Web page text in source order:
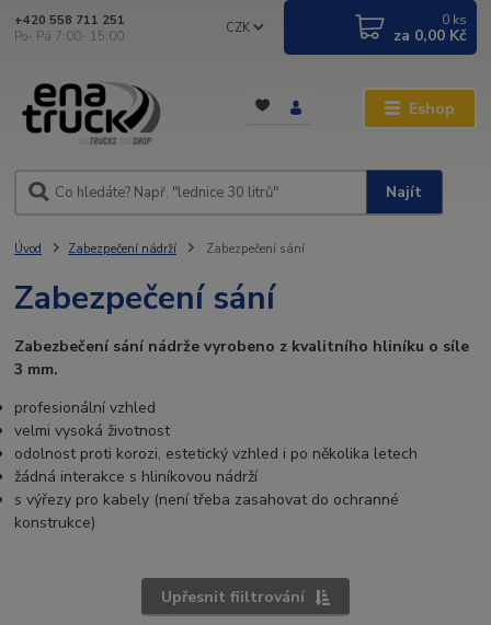
Eshop
CZK
Najít
+420 558 711 251
Po- Pá 7:00- 15:00
0 ks
za 0,00 Kč
Úvod Zabezpečení nádrží Zabezpečení sání
Zabezpečení sání
Zabezbečení sání nádrže vyrobeno z kvalitního hliníku o síle
3 mm.
profesionální vzhled
velmi vysoká životnost
odolnost proti korozi, estetický vzhled i po několika letech
žádná interakce s hliníkovou nádrží
s výřezy pro kabely (není třeba zasahovat do ochranné
konstrukce)
Upřesnit fiiltrování